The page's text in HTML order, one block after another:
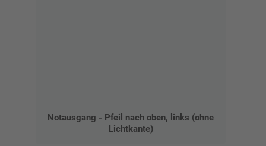
Notausgang - Pfeil nach oben, links (ohne
Lichtkante)